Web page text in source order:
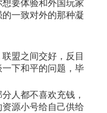
要体验和外国玩家
一致对外的那种凝
盟之间交好，反目
下和平的问题，毕
人都不喜欢充钱，
源小号给自己供给